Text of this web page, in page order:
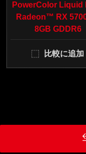
PowerColor Liquid
Radeon™ RX
8GB GDDR6
比較に追加